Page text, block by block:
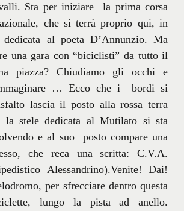
Sta per iniziare la prima corsa
che si terrà proprio qui, in
al poeta D’Annunzio. Ma
una gara con “biciclisti” da tutto il
piazza? Chiudiamo gli occhi e
… Ecco che i bordi si
lascia il posto alla rossa terra
la stele dedicata al Mutilato si sta
e al suo posto compare una
che reca una scritta: C.V.A.
Alessandrino).Venite! Dai!
per sfrecciare dentro questa
lungo la pista ad anello.